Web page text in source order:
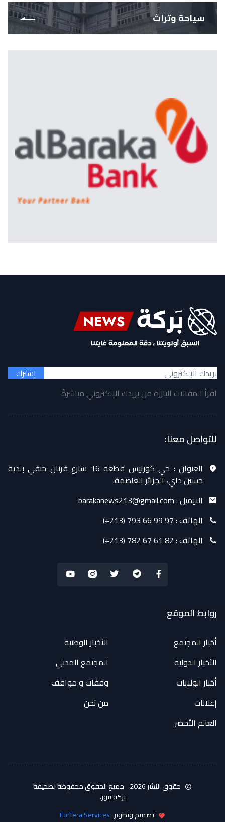
سياحة وتراث
إشترك
اقرأ المقالات البارزة من بريدك الإلكتروني مباشرةً
للتواصل معنا:
العنوان :
حي كورتيس قطعة 16 شارع فرنان حنفي بلدية
حسين داي، الجزائر العاصمة.
الايميل :barakanews213@gmail.com
الهاتف :(+213) 793 66 99 97
الهاتف :(+213) 782 67 61 82
روابط الموقع
أخبار المجتمع
الأخبار الوطنية
الأخبار الدولية
المجتمع المدني
أخبار الولايات
وقفات و مواقف
إعلانات
من نحن
العالم الأخضر
حقوق النشر 2026.
جميع الحقوق محفوظة لصحيفة
بركة نيوز.
تصميم وتطوير ForTera Services